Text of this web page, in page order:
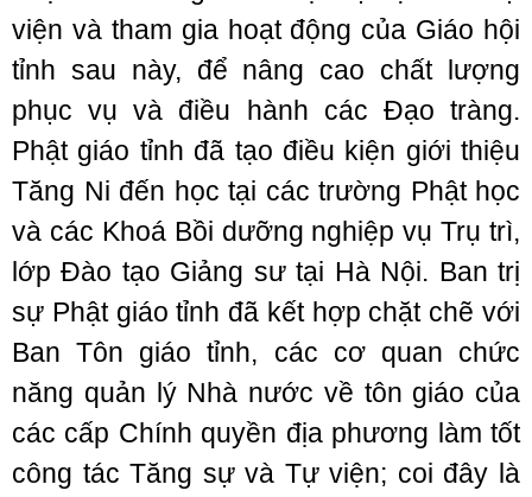
viện và tham gia hoạt động của Giáo hội
tỉnh sau này, để nâng cao chất lượng
phục vụ và điều hành các Đạo tràng.
Phật giáo tỉnh đã tạo điều kiện giới thiệu
Tăng Ni đến học tại các trường Phật học
và các Khoá Bồi dưỡng nghiệp vụ Trụ trì,
lớp Đào tạo Giảng sư tại Hà Nội. Ban trị
sự Phật giáo tỉnh đã kết hợp chặt chẽ với
Ban Tôn giáo tỉnh, các cơ quan chức
năng quản lý Nhà nước về tôn giáo của
các cấp Chính quyền địa phương làm tốt
công tác Tăng sự và Tự viện; coi đây là